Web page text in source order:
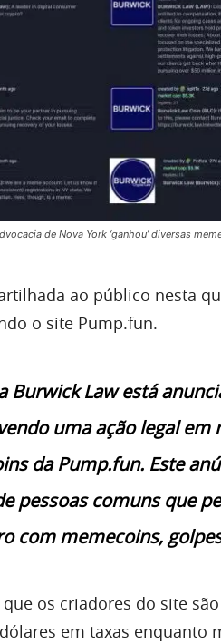
de Nova York ‘ganhou’ diversas
ao público nesta
o site Pump.fun.
Burwick Law está
uma ação legal em
da Pump.fun. Este
pessoas comuns que
com memecoins,
os criadores do site
em taxas enquanto